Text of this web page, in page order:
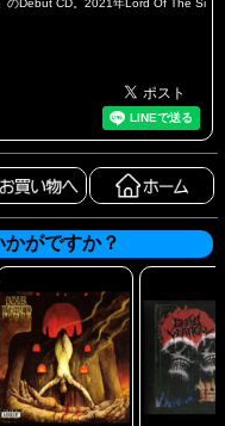
のDebut CD。2021年Lord Of The Si
がですか？